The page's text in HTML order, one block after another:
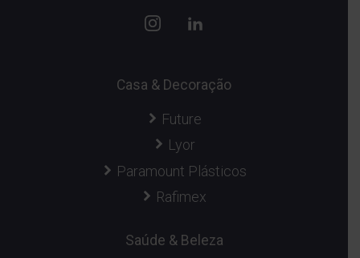
Casa & Decoração
Future
Lyor
Paramount Plásticos
Rafimex
Saúde & Beleza